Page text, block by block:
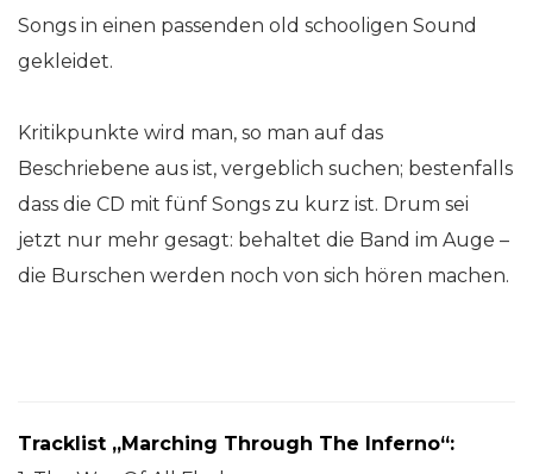
Songs in einen passenden old schooligen Sound
gekleidet.
Kritikpunkte wird man, so man auf das
Beschriebene aus ist, vergeblich suchen; bestenfalls
dass die CD mit fünf Songs zu kurz ist. Drum sei
jetzt nur mehr gesagt: behaltet die Band im Auge –
die Burschen werden noch von sich hören machen.
Tracklist „Marching Through The Inferno“: